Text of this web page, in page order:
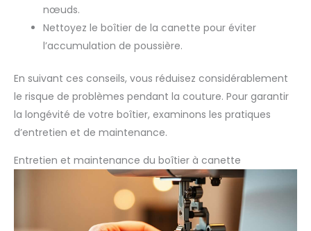
nœuds.
Nettoyez le boîtier de la canette pour éviter
l’accumulation de poussière.
En suivant ces conseils, vous réduisez considérablement
le risque de problèmes pendant la couture. Pour garantir
la longévité de votre boîtier, examinons les pratiques
d’entretien et de maintenance.
Entretien et maintenance du boîtier à canette